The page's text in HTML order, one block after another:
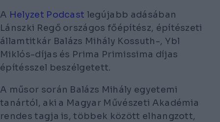
A Helyzet Podcast legújabb adásában
Lánszki Regő országos főépítész, építészeti
államtitkár Balázs Mihály Kossuth-, Ybl
Miklós-díjas és Prima Primissima díjas
építésszel beszélgetett.
A műsor során Balázs Mihály egyetemi
tanártól, aki a Magyar Művészeti Akadémia
rendes tagja is, többek között elhangzott,